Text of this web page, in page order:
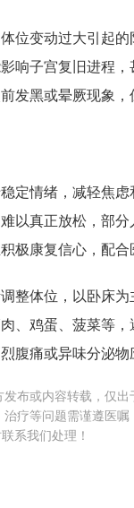
位变动过大引起
响子宫复旧进程
发黑或晕厥现象
定情绪，减轻焦
以真正放松，部
极康复信心，配
整体位，以卧床
、鸡蛋、菠菜等
腹痛或异味分泌
布或内容转载，仅
疗等问题需谨遵医
系我们处理！